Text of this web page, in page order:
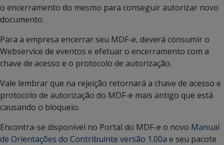
o encerramento do mesmo para conseguir autorizar novo
documento.
Para a empresa encerrar seu MDF-e, deverá consumir o
Webservice de eventos e efetuar o encerramento com a
chave de acesso e o protocolo de autorização.
Vale lembrar que na rejeição retornará a chave de acesso e
protocolo de autorização do MDF-e mais antigo que está
causando o bloqueio.
Encontra-se disponível no Portal do MDF-e o novo Manual
de Orientações do Contribuinte versão 1.00a e seu pacote